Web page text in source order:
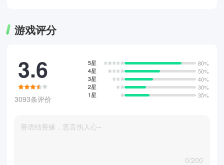
游戏评分
3.6
3093条评价
5星
80%
4星
50%
3星
40%
2星
30%
1星
35%
0/200